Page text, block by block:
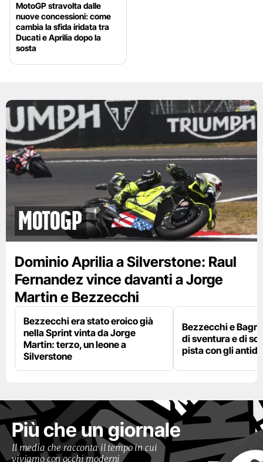
MotoGP stravolta dalle
nuove concessioni: come
cambia la sfida iridata tra
Ducati e Aprilia dopo la
sosta
motogp
Dominio Aprilia a Silverstone: Raul
Fernandez vince davanti a Jorge
Martin e Bezzecchi
Bezzecchi era stato eroico già
nella Sprint vinta da Jorge
Martin: terzo, un leone a
Silverstone
Bezzecchi e
di sventura e di
pista con gli
Più che un giornale
Il media che racconta il tempo in cui
viviamo con occhi moderni